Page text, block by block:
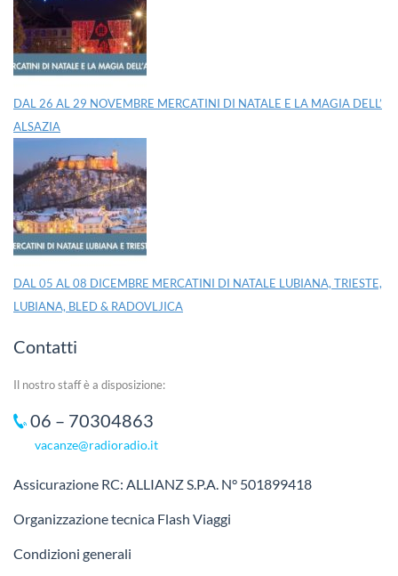
DAL 26 AL 29 NOVEMBRE MERCATINI DI NATALE E LA MAGIA DELL’
ALSAZIA
DAL 05 AL 08 DICEMBRE MERCATINI DI NATALE LUBIANA, TRIESTE,
LUBIANA, BLED & RADOVLJICA
Contatti
Il nostro staff è a disposizione:
06 – 70304863
vacanze@radioradio.it
Assicurazione RC: ALLIANZ S.P.A. N° 501899418
Organizzazione tecnica Flash Viaggi
Condizioni generali